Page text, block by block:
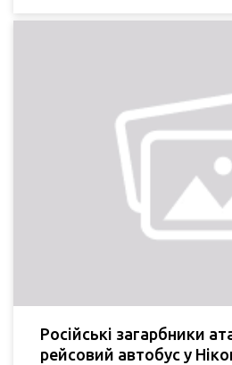
Російські загарбники
рейсовий автобус у